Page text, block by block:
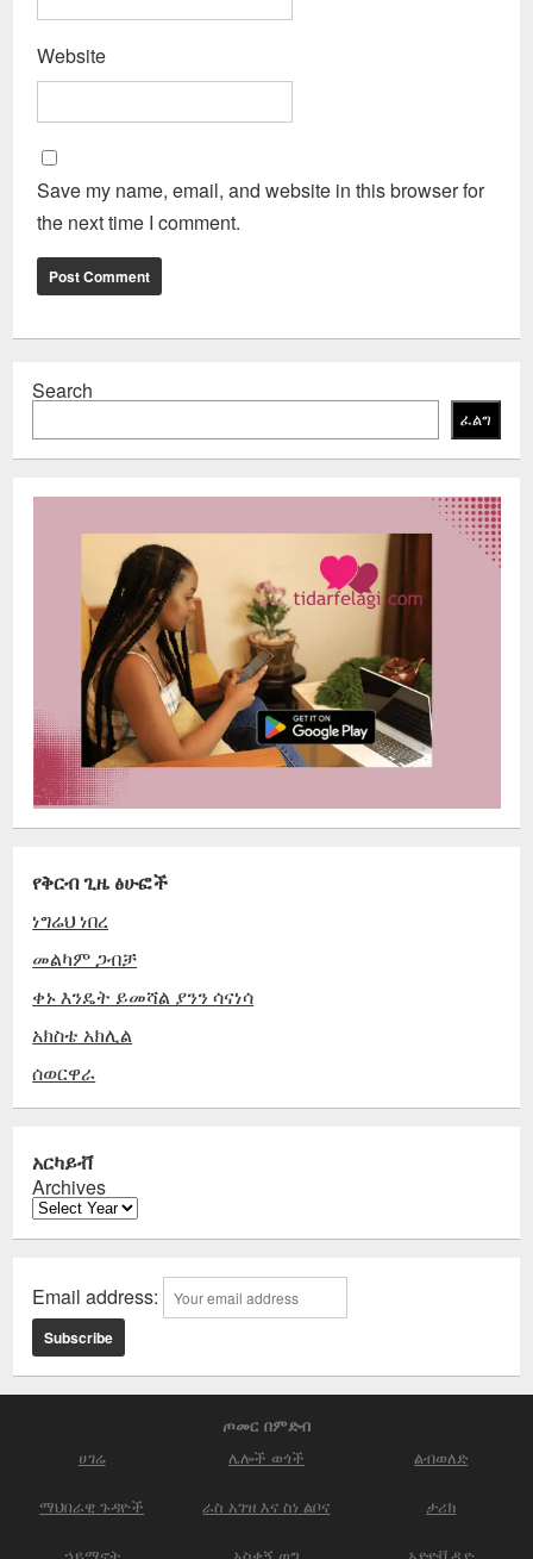
Website
Save my name, email, and website in this browser for
the next time I comment.
Search
ፈልግ
የቅርብ ጊዜ ፅሁፎች
ነግሬህ ነበረ
መልካም ጋብቻ
ቀኑ እንዴት ይመሻል ያንን ሳናነሳ
አክስቴ አክሊል
ሰወርዋራ
አርካይቭ
Archives
Email address:
ጦመር በምድብ
ሀገሬ ሌሎች ወጎች ልብወለድ
ማህበራዊ ጉዳዮች ራስ አገዝ እና ስነ ልቦና ታሪክ